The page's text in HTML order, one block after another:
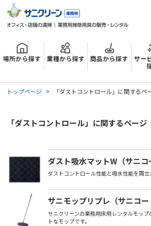
場所から探す 業種から探す 商品から探す サー
トップページ 「ダストコントロール」に関するペ
「ダストコントロール」に関するページ
ダスト吸水マットW（サニコ
ダストコントロール性能と吸水性能を両
サニモップリプレ（サニコー
サニクリーンの業務用床用レンタルモッ
トなモップです。